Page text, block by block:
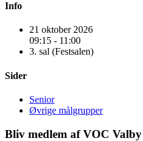
Info
21 oktober 2026
09:15 - 11:00
3. sal (Festsalen)
Sider
Senior
Øvrige målgrupper
Bliv medlem af VOC Valby